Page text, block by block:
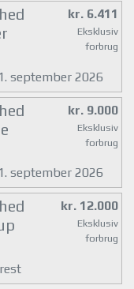
kr. 6.411
Eksklusiv
forbrug
september 2026
kr. 9.000
Eksklusiv
forbrug
september 2026
kr. 12.000
Eksklusiv
forbrug